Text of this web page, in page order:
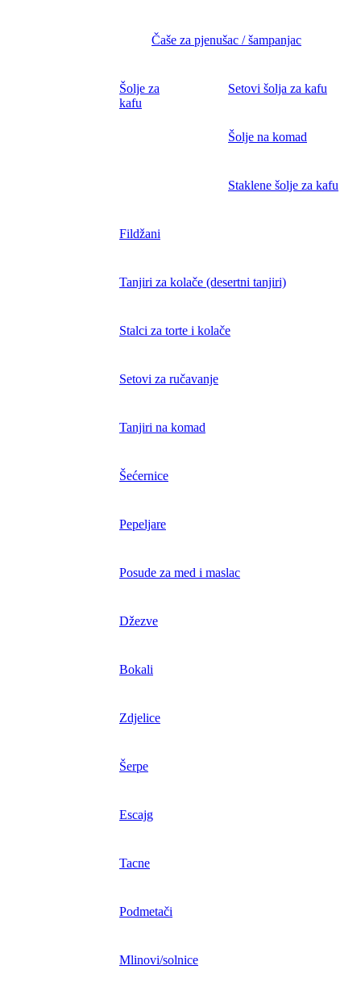
Čaše za pjenušac / šampanjac
Šolje za
kafu
Setovi šolja za kafu
Šolje na komad
Staklene šolje za kafu
Fildžani
Tanjiri za kolače (desertni tanjiri)
Stalci za torte i kolače
Setovi za ručavanje
Tanjiri na komad
Šećernice
Pepeljare
Posude za med i maslac
Džezve
Bokali
Zdjelice
Šerpe
Escajg
Tacne
Podmetači
Mlinovi/solnice